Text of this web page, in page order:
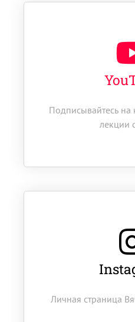
Подписывайтесь на
лекции
Личная страница